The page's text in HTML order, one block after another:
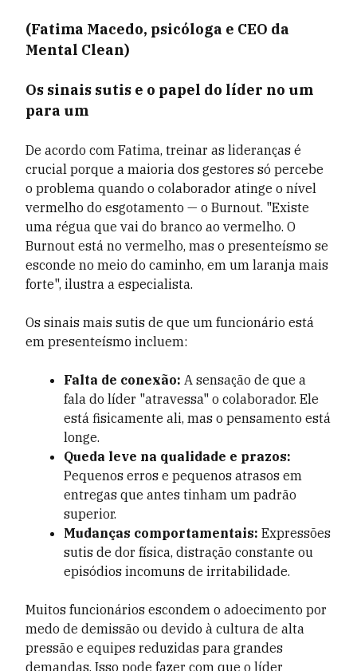
(Fatima Macedo, psicóloga e CEO da
Mental Clean)
Os sinais sutis e o papel do líder no um
para um
De acordo com Fatima, treinar as lideranças é
crucial porque a maioria dos gestores só percebe
o problema quando o colaborador atinge o nível
vermelho do esgotamento — o Burnout. "Existe
uma régua que vai do branco ao vermelho. O
Burnout está no vermelho, mas o presenteísmo se
esconde no meio do caminho, em um laranja mais
forte", ilustra a especialista.
Os sinais mais sutis de que um funcionário está
em presenteísmo incluem:
Falta de conexão: A sensação de que a
fala do líder "atravessa" o colaborador. Ele
está fisicamente ali, mas o pensamento está
longe.
Queda leve na qualidade e prazos:
Pequenos erros e pequenos atrasos em
entregas que antes tinham um padrão
superior.
Mudanças comportamentais: Expressões
sutis de dor física, distração constante ou
episódios incomuns de irritabilidade.
Muitos funcionários escondem o adoecimento por
medo de demissão ou devido à cultura de alta
pressão e equipes reduzidas para grandes
demandas. Isso pode fazer com que o líder